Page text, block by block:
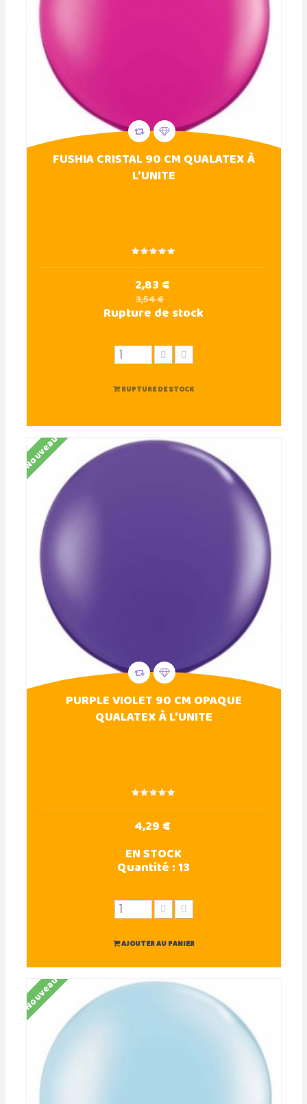
FUSHIA CRISTAL 90 CM QUALATEX À
L'UNITE
2,83 €
3,54 €
Rupture de stock
RUPTURE DE STOCK
Nouveau
PURPLE VIOLET 90 CM OPAQUE
QUALATEX À L'UNITE
4,29 €
EN STOCK
Quantité :13
AJOUTER AU PANIER
Nouveau